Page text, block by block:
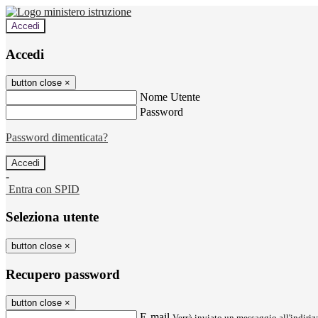
Accedi
Accedi
button close ×
Nome Utente
Password
Password dimenticata?
-
Entra con SPID
Seleziona utente
button close ×
Recupero password
button close ×